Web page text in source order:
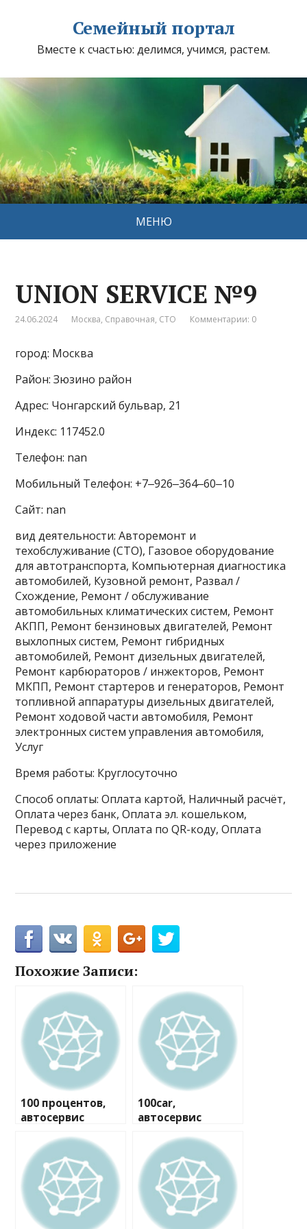
Семейный портал
Вместе к счастью: делимся, учимся, растем.
МЕНЮ
UNION SERVICE №9
24.06.2024 Москва, Справочная, СТО Комментарии: 0
город: Москва
Район: Зюзино район
Адрес: Чонгарский бульвар, 21
Индекс: 117452.0
Телефон: nan
Мобильный Телефон: +7‒926‒364‒60‒10
Сайт: nan
вид деятельности: Авторемонт и
техобслуживание (СТО), Газовое оборудование
для автотранспорта, Компьютерная диагностика
автомобилей, Кузовной ремонт, Развал /
Схождение, Ремонт / обслуживание
автомобильных климатических систем, Ремонт
АКПП, Ремонт бензиновых двигателей, Ремонт
выхлопных систем, Ремонт гибридных
автомобилей, Ремонт дизельных двигателей,
Ремонт карбюраторов / инжекторов, Ремонт
МКПП, Ремонт стартеров и генераторов, Ремонт
топливной аппаратуры дизельных двигателей,
Ремонт ходовой части автомобиля, Ремонт
электронных систем управления автомобиля,
Услуг
Время работы: Круглосуточно
Способ оплаты: Оплата картой, Наличный расчёт,
Оплата через банк, Оплата эл. кошельком,
Перевод с карты, Оплата по QR-коду, Оплата
через приложение
Похожие Записи:
100 процентов,
автосервис
100car,
автосервис